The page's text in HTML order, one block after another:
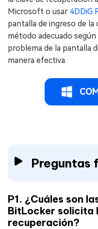
Microsoft o usar 4DDiG
pantalla de ingreso de la
método adecuado
problema de la pantalla
manera efectiva.
Preguntas
P1. ¿Cuáles son
BitLocker solicita
recuperación?